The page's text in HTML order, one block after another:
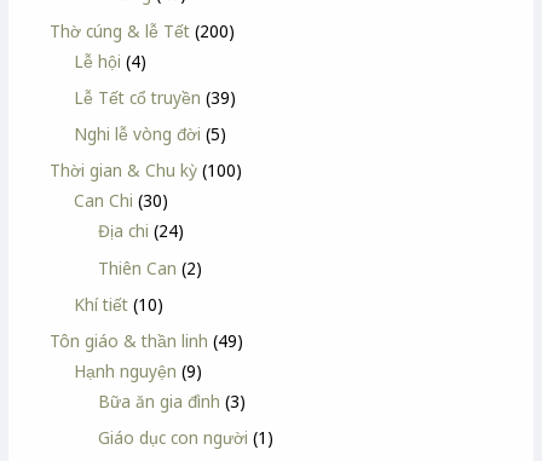
Thờ cúng & lễ Tết (200)
Lễ hội (4)
Lễ Tết cổ truyền (39)
Nghi lễ vòng đời (5)
Thời gian & Chu kỳ (100)
Can Chi (30)
Địa chi (24)
Thiên Can (2)
Khí tiết (10)
Tôn giáo & thần linh (49)
Hạnh nguyện (9)
Bữa ăn gia đình (3)
Giáo dục con người (1)